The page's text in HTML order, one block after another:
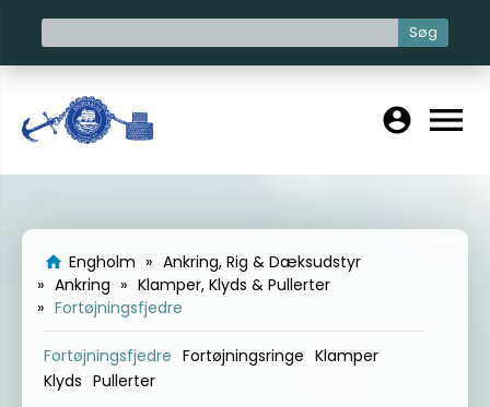
Søg
account_circle menu
home Engholm
Ankring, Rig & Dæksudstyr
Ankring
Klamper, Klyds & Pullerter
Fortøjningsfjedre
Fortøjningsfjedre Fortøjningsringe Klamper
Klyds Pullerter